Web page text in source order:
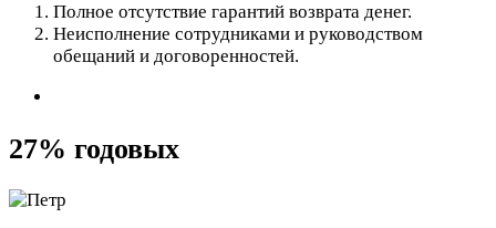
Полное отсутствие гарантий возврата денег.
Неисполнение сотрудниками и руководством
обещаний и договоренностей.
27% годовых